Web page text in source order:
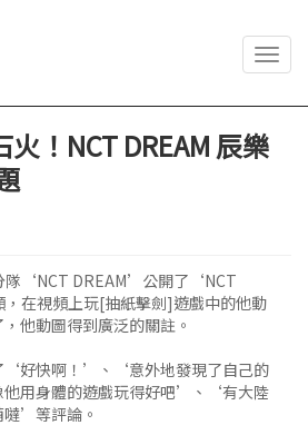
！NCT DREAM 辰樂
‘NCT DREAM’公開了‘NCT
在視頻上玩[抽紙擊劍]遊戲中的他動
他動圖得到廣泛的關註。
‘好快啊！’、‘意外地發現了自己的
用身體的遊戲玩得好吧’、‘有大陸
’等評論。